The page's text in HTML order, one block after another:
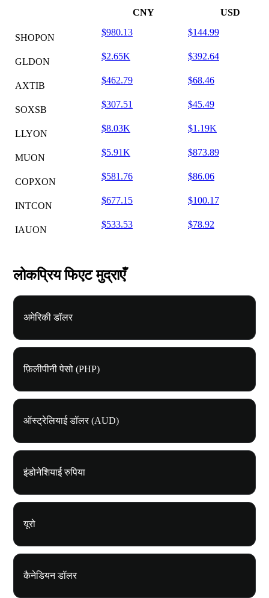
CNY USD
SHOPON
$980.13 $144.99
GLDON
$2.65K $392.64
AXTIB
$462.79 $68.46
SOXSB
$307.51 $45.49
LLYON
$8.03K $1.19K
MUON
$5.91K $873.89
COPXON
$581.76 $86.06
INTCON
$677.15 $100.17
IAUON
$533.53 $78.92
लोकप्रिय फिएट मुद्राएँ
अमेरिकी डॉलर
फ़िलीपीनी पेसो (PHP)
ऑस्ट्रेलियाई डॉलर (AUD)
इंडोनेशियाई रुपिया
यूरो
कैनेडियन डॉलर